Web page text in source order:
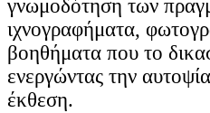
γνωμοδότηση των
ιχνογραφήματα,
βοηθήματα που το
ενεργώντας την
έκθεση.